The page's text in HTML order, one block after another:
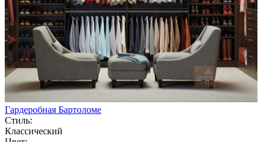
Гардеробная Бартоломе
Стиль:
Классический